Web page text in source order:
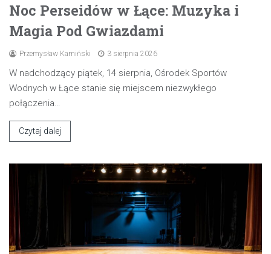
Noc Perseidów w Łące: Muzyka i
Magia Pod Gwiazdami
Przemysław Kamiński 3 sierpnia 2026
W nadchodzący piątek, 14 sierpnia, Ośrodek Sportów
Wodnych w Łące stanie się miejscem niezwykłego
połączenia…
Czytaj dalej